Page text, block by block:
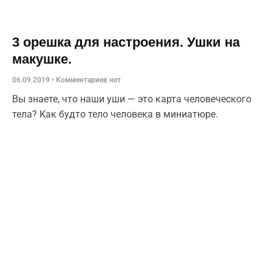
3 орешка для настроения. Ушки на
макушке.
06.09.2019 Комментариев нет
Вы знаете, что наши уши — это карта человеческого
тела? Как будто тело человека в миниатюре.